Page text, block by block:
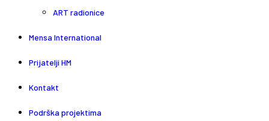
ART radionice
Mensa International
Prijatelji HM
Kontakt
Podrška projektima